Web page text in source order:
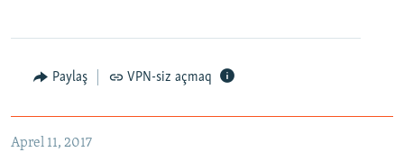
Paylaş VPN-siz açmaq
Aprel 11, 2017